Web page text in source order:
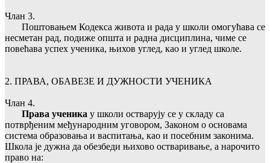
Члан 3.
Поштовањем Кодекса живота и рада у школи омогућава се
несметан рад, подиже општа и радна дисциплина, чиме се
повећава успех ученика, њихов углед, као и углед школе.
2. ПРАВА, ОБАВЕЗЕ И ДУЖНОСТИ УЧЕНИКА
Члан 4.
Права ученика у школи остварују се у складу са
потврђеним међународним уговором, Законом о основама
система образовања и васпитања, као и посебним законима.
Школа је дужна да обезбеди њихово остваривање, а нарочито
право на: